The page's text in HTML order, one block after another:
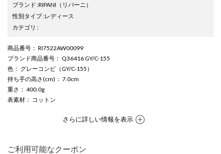
ブランド :RIPANI （リパーニ）
性別タイプ:レディース
カテゴリ :
商品番号 ： RI7522AW00099
ブランド商品番号 ： Q36416 GY/C-155
色 ： グレーコンビ（GY/C-155）
持ち手の高さ(cm) ： 7.0cm
重さ ： 400.0g
表素材 ： コットン
さらに詳しい情報を表示
ご利用可能なクーポン